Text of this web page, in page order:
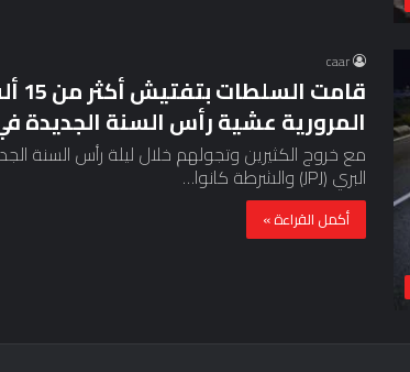
caar
المرورية عشية رأس السنة الجديدة
مع خروج الكثيرين وتجولهم خلال ليلة رأس السنة
البري (JPJ) والشرطة كانوا…
أكمل القراءة »